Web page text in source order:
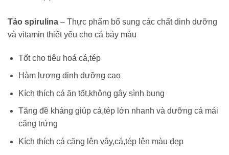
Tảo spirulina – Thực phẩm bổ sung các chất dinh dưỡng
và vitamin thiết yếu cho cá bảy màu
Tốt cho tiêu hoá cá,tép
Hàm lượng dinh dưỡng cao
Kích thích cá ăn tốt,không gây sình bụng
Tăng đề kháng giúp cá,tép lớn nhanh và dưỡng cá mái
căng trứng
Kích thích cá căng lên vây,cá,tép lên màu đẹp